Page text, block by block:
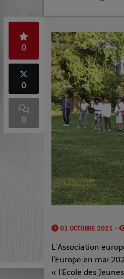
0
0
0
01 OCTOBRE 2021 -
L’Association
l’Europe en mai
« l’Ecole des